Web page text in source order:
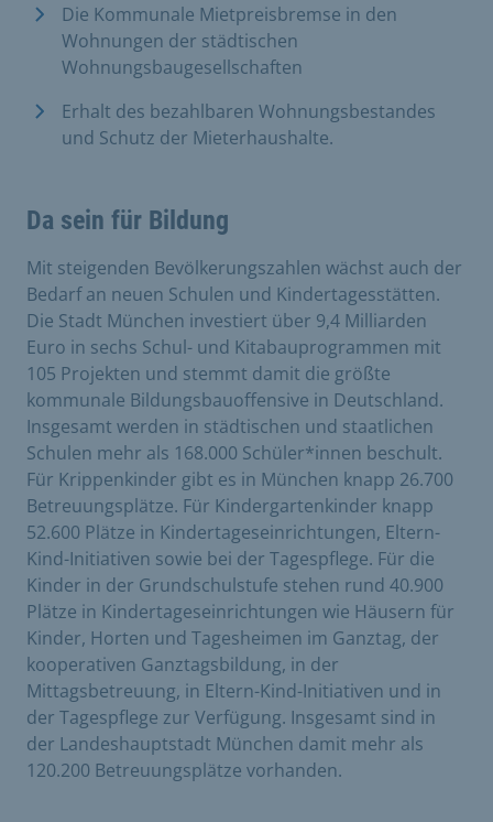
Die Kommunale Mietpreisbremse in den
Wohnungen der städtischen
Wohnungsbaugesellschaften
Erhalt des bezahlbaren Wohnungsbestandes
und Schutz der Mieterhaushalte.
Da sein für Bildung
Mit steigenden Bevölkerungszahlen wächst auch der
Bedarf an neuen Schulen und Kindertagesstätten.
Die Stadt München investiert über 9,4 Milliarden
Euro in sechs Schul- und Kitabauprogrammen mit
105 Projekten und stemmt damit die größte
kommunale Bildungsbauoffensive in Deutschland.
Insgesamt werden in städtischen und staatlichen
Schulen mehr als 168.000 Schüler*innen beschult.
Für Krippenkinder gibt es in München knapp 26.700
Betreuungsplätze. Für Kindergartenkinder knapp
52.600 Plätze in Kindertageseinrichtungen, Eltern-
Kind-Initiativen sowie bei der Tagespflege. Für die
Kinder in der Grundschulstufe stehen rund 40.900
Plätze in Kindertageseinrichtungen wie Häusern für
Kinder, Horten und Tagesheimen im Ganztag, der
kooperativen Ganztagsbildung, in der
Mittagsbetreuung, in Eltern-Kind-Initiativen und in
der Tagespflege zur Verfügung. Insgesamt sind in
der Landeshauptstadt München damit mehr als
120.200 Betreuungsplätze vorhanden.